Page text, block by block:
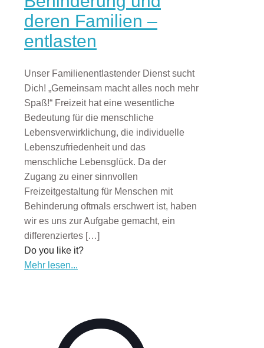
deren Familien –
entlasten
Unser Familienentlastender Dienst sucht
Dich! „Gemeinsam macht alles noch mehr
Spaß!“ Freizeit hat eine wesentliche
Bedeutung für die menschliche
Lebensverwirklichung, die individuelle
Lebenszufriedenheit und das
menschliche Lebensglück. Da der
Zugang zu einer sinnvollen
Freizeitgestaltung für Menschen mit
Behinderung oftmals erschwert ist, haben
wir es uns zur Aufgabe gemacht, ein
differenziertes […]
Do you like it?
Mehr lesen...